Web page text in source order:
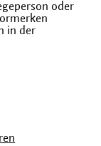
oder
in der